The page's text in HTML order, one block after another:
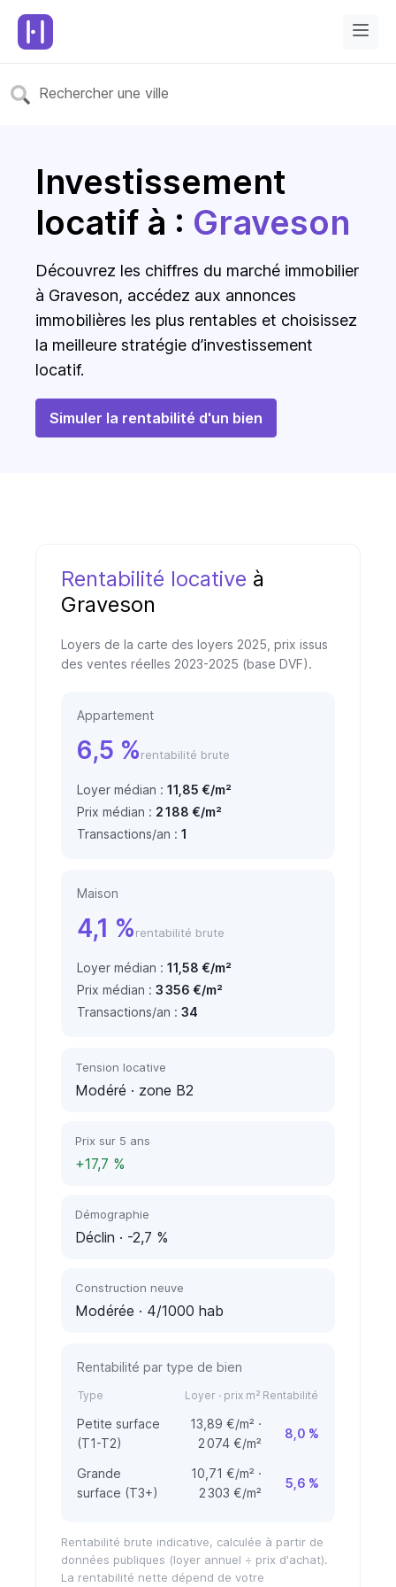
Investissement
locatif à : Graveson
Découvrez les chiffres du marché immobilier
à Graveson, accédez aux annonces
immobilières les plus rentables et choisissez
la meilleure stratégie d’investissement
locatif.
Simuler la rentabilité d'un bien
Rentabilité locative à
Graveson
Loyers de la carte des loyers 2025, prix issus
des ventes réelles 2023-2025 (base DVF).
Appartement
6,5 %rentabilité brute
Loyer médian : 11,85 €/m²
Prix médian : 2 188 €/m²
Transactions/an : 1
Maison
4,1 %rentabilité brute
Loyer médian : 11,58 €/m²
Prix médian : 3 356 €/m²
Transactions/an : 34
Tension locative
Modéré · zone B2
Prix sur 5 ans
+17,7 %
Démographie
Déclin · -2,7 %
Construction neuve
Modérée · 4/1000 hab
Rentabilité par type de bien
Type Loyer · prix m² Rentabilité
Petite surface
(T1-T2)
13,89 €/m² ·
2 074 €/m²
8,0 %
Grande
surface (T3+)
10,71 €/m² ·
2 303 €/m²
5,6 %
Rentabilité brute indicative, calculée à partir de
données publiques (loyer annuel ÷ prix d'achat).
La rentabilité nette dépend de votre